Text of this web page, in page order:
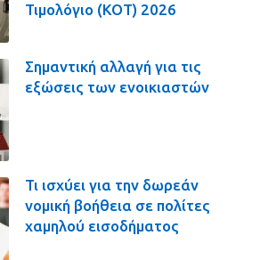
Τιμολόγιο (ΚΟΤ) 2026
Σημαντική αλλαγή για τις
εξώσεις των ενοικιαστών
Τι ισχύει για την δωρεάν
νομική βοήθεια σε πολίτες
χαμηλού εισοδήματος